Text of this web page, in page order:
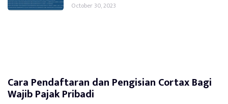
October 30, 2023
Cara Pendaftaran dan Pengisian Cortax Bagi
Wajib Pajak Pribadi